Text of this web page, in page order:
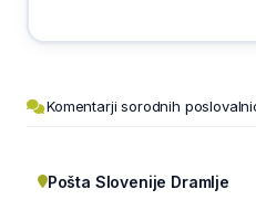
Komentarji sorodnih
Pošta Slovenije Dramlje